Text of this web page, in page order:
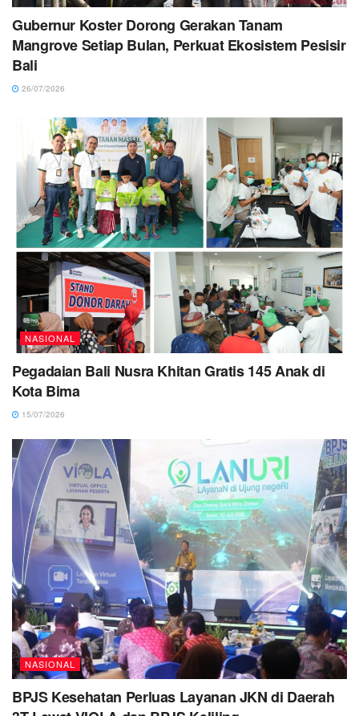
Gubernur Koster Dorong Gerakan Tanam
Mangrove Setiap Bulan, Perkuat Ekosistem Pesisir
Bali
26/07/2026
NASIONAL
Pegadaian Bali Nusra Khitan Gratis 145 Anak di
Kota Bima
15/07/2026
NASIONAL
BPJS Kesehatan Perluas Layanan JKN di Daerah